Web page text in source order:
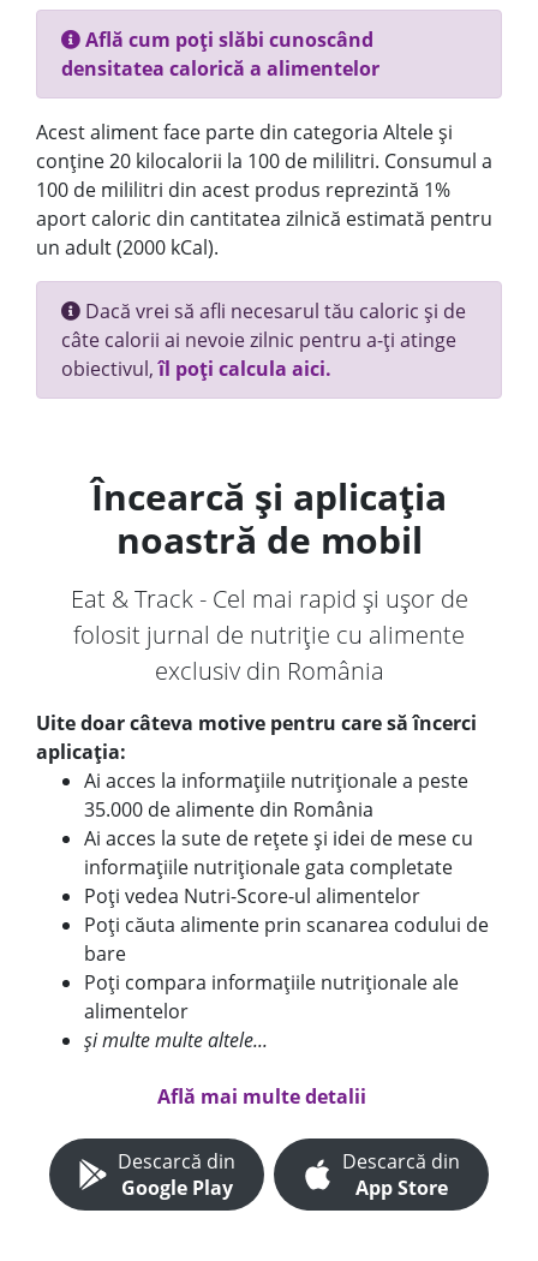
Află cum poți slăbi cunoscând
densitatea calorică a alimentelor
Acest aliment face parte din categoria Altele și
conține 20 kilocalorii la 100 de mililitri. Consumul a
100 de mililitri din acest produs reprezintă 1%
aport caloric din cantitatea zilnică estimată pentru
un adult (2000 kCal).
Dacă vrei să afli necesarul tău caloric și de
câte calorii ai nevoie zilnic pentru a-ți atinge
obiectivul,îl poți calcula aici.
Încearcă și aplicația
noastră de mobil
Eat & Track - Cel mai rapid și ușor de
folosit jurnal de nutriție cu alimente
exclusiv din România
Uite doar câteva motive pentru care să încerci
aplicația:
Ai acces la informațiile nutriționale a peste
35.000 de alimente din România
Ai acces la sute de rețete și idei de mese cu
informațiile nutriționale gata completate
Poți vedea Nutri-Score-ul alimentelor
Poți căuta alimente prin scanarea codului de
bare
Poți compara informațiile nutriționale ale
alimentelor
și multe multe altele...
Află mai multe detalii
Descarcă din
Google Play
Descarcă din
App Store